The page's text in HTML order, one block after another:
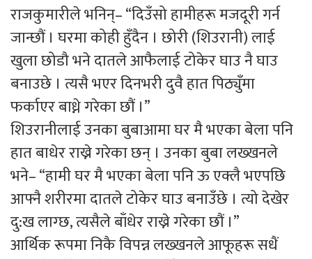
राजकुमारीले भनिन्– “दिउँसो हामीहरू मजदूरी गर्न
जान्छौं । घरमा कोही हुँदैन । छोरी (शिउरानी) लाई
खुला छोडौ भने दातले आफैलाई टोकेर घाउ नै घाउ
बनाउछे । त्यसै भएर दिनभरी दुवै हात पिठ्युँमा
फर्काएर बाध्ने गरेका छौं ।”
शिउरानीलाई उनका बुबाआमा घर मै भएका बेला पनि
हात बाधेर राख्ने गरेका छन् । उनका बुबा लख्खनले
भने– “हामी घर मै भएका बेला पनि ऊ एक्लै भएपछि
आफ्नै शरीरमा दातले टोकेर घाउ बनाउँछे । त्यो देखेर
दु:ख लाग्छ, त्यसैले बाँधेर राख्ने गरेका छौं ।”
आर्थिक रूपमा निकै विपन्न लख्खनले आफूहरू सधैं